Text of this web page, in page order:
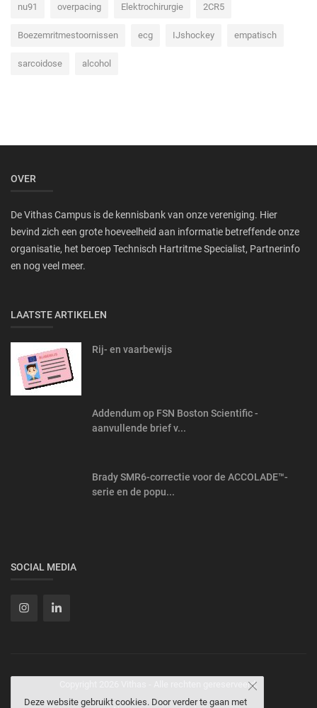
nu91 overpacing Elektrochirurgie 2CR5
Boezemritmestoornissen ecg IJshockey empatisch
sarcoidose alcohol
OVER
De Vithas Campus is de kennisbank van onze vereniging. Hier
bevind zich een grote hoeveelheid aan informatie betreffende onze
organisatie, het beroep Technisch Hartritme Specialist, Partnerinfo
en nog veel meer.
LAATSTE ARTIKELEN
Rij- en vaarbewijs
Addendum op FSN Boston Scientific -
aanvullende brief v...
Brady SMR6-correctie voor de ACCOLADE™-
serie en de popu...
SOCIAL MEDIA
Copyright 2026 Vithas - Alle rechten gereserveerd.
Deze website gebruikt cookies. Door verder te gaan met